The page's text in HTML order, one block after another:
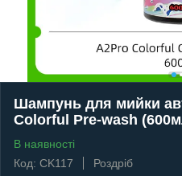
Шампунь для мийки
Colorful Pre-wash
В наявності
Код: CK117
Роздріб